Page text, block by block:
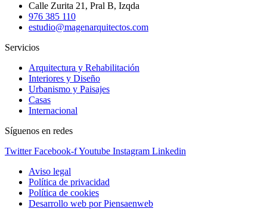
Calle Zurita 21, Pral B, Izqda
976 385 110
estudio@magenarquitectos.com
Servicios
Arquitectura y Rehabilitación
Interiores y Diseño
Urbanismo y Paisajes
Casas
Internacional
Síguenos en redes
Twitter Facebook-fYoutube Instagram Linkedin
Aviso legal
Política de privacidad
Política de cookies
Desarrollo web por Piensaenweb